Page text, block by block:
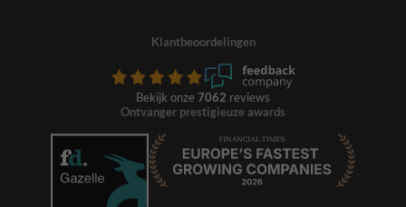
Klantbeoordelingen
Bekijk onze 7062 reviews
Ontvanger prestigieuze awards